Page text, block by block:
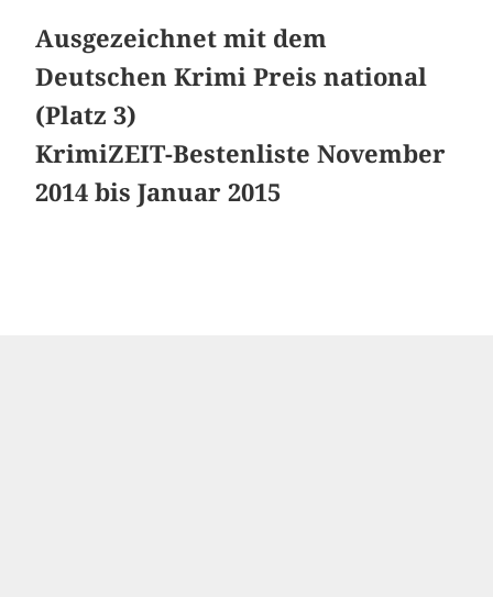
Ausgezeichnet mit dem
Deutschen Krimi Preis national
(Platz 3)
KrimiZEIT-Bestenliste November
2014 bis Januar 2015